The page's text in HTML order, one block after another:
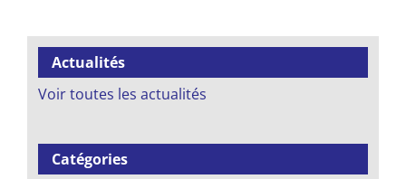
Actualités
Voir toutes les actualités
Catégories